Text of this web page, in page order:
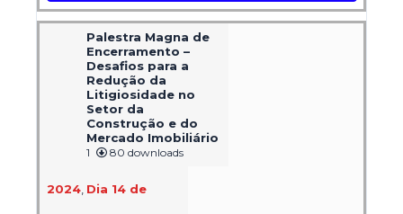
Palestra Magna de
Encerramento –
Desafios para a
Redução da
Litigiosidade no
Setor da
Construção e do
Mercado Imobiliário
1 80 downloads
2024, Dia 14 de